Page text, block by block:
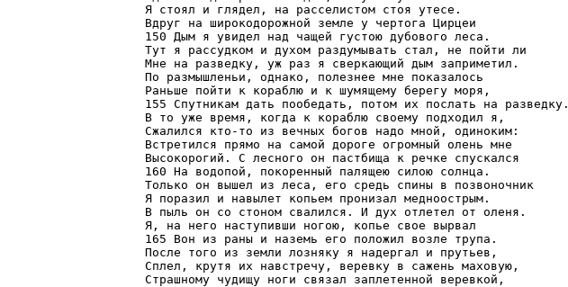
Я стоял и глядел, на расселистом стоя утесе.
Вдруг на широкодорожной земле у чертога Цирцеи
150 Дым я увидел над чащей густою дубового леса.
Тут я рассудком и духом раздумывать стал, не пойти ли
Мне на разведку, уж раз я сверкающий дым заприметил.
По размышленьи, однако, полезнее мне показалось
Раньше пойти к кораблю и к шумящему берегу моря,
155 Спутникам дать пообедать, потом их послать на разведку.
В то уже время, когда к кораблю своему подходил я,
Сжалился кто-то из вечных богов надо мной, одиноким:
Встретился прямо на самой дороге огромный олень мне
Высокорогий. С лесного он пастбища к речке спускался
160 На водопой, покоренный палящею силою солнца.
Только он вышел из леса, его средь спины в позвоночник
Я поразил и навылет копьем пронизал медноострым.
В пыль он со стоном свалился. И дух отлетел от оленя.
Я, на него наступивши ногою, копье свое вырвал
165 Вон из раны и наземь его положил возле трупа.
После того из земли лозняку я надергал и прутьев,
Сплел, крутя их навстречу, веревку в сажень маховую,
Страшному чудищу ноги связал заплетенной веревкой,